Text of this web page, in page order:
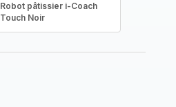
Robot pâtissier i-Coach
Touch Noir